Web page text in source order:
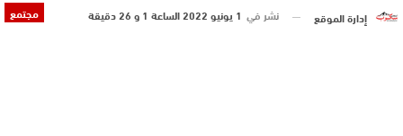
مجتمع إدارة الموقع نشر في 1 يونيو 2022 الساعة 1 و 26 دقيقة